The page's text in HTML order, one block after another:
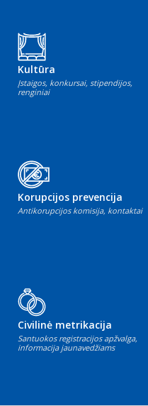
Kultūra
Įstaigos, konkursai, stipendijos,
renginiai
Korupcijos prevencija
Antikorupcijos komisija, kontaktai
Civilinė metrikacija
Santuokos registracijos apžvalga,
informacija jaunavedžiams